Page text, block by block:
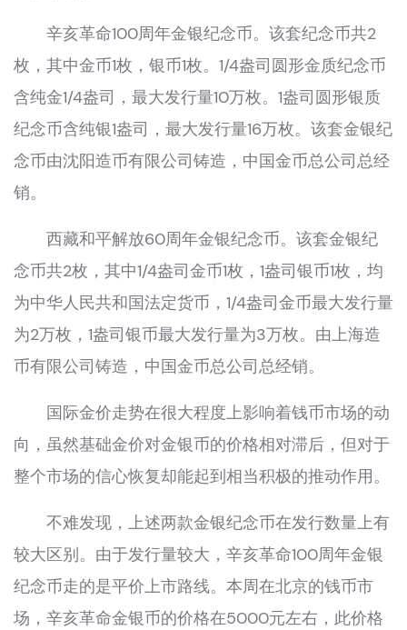
辛亥革命100周年金银纪念币。该套纪念币共2
枚，其中金币1枚，银币1枚。1/4盎司圆形金质纪念币
含纯金1/4盎司，最大发行量10万枚。1盎司圆形银质
纪念币含纯银1盎司，最大发行量16万枚。该套金银纪
念币由沈阳造币有限公司铸造，中国金币总公司总经
销。
西藏和平解放60周年金银纪念币。该套金银纪
念币共2枚，其中1/4盎司金币1枚，1盎司银币1枚，均
为中华人民共和国法定货币，1/4盎司金币最大发行量
为2万枚，1盎司银币最大发行量为3万枚。由上海造
币有限公司铸造，中国金币总公司总经销。
国际金价走势在很大程度上影响着钱币市场的动
向，虽然基础金价对金银币的价格相对滞后，但对于
整个市场的信心恢复却能起到相当积极的推动作用。
不难发现，上述两款金银纪念币在发行数量上有
较大区别。由于发行量较大，辛亥革命100周年金银
纪念币走的是平价上市路线。本周在北京的钱币市
场，辛亥革命金银币的价格在5000元左右，此价格